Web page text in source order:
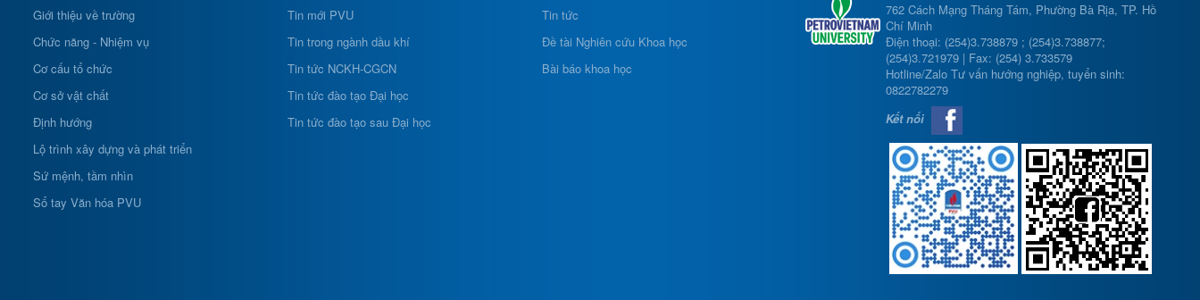
Giới thiệu về trường
Chức năng - Nhiệm vụ
Cơ cấu tổ chức
Cơ sở vật chất
Định hướng
Lộ trình xây dựng và phát triển
Sứ mệnh, tầm nhìn
Sổ tay Văn hóa PVU
Tin mới PVU
Tin trong ngành dầu khí
Tin tức NCKH-CGCN
Tin tức đào tạo Đại học
Tin tức đào tạo sau Đại học
Tin tức
Đề tài Nghiên cứu Khoa học
Bài báo khoa học
762 Cách Mạng Tháng Tám, Phường Bà Rịa, TP. Hồ
Chí Minh
Điện thoại: (254)3.738879 ; (254)3.738877;
(254)3.721979 | Fax: (254) 3.733579
Hotline/Zalo Tư vấn hướng nghiệp, tuyển sinh:
0822782279
Kết nối